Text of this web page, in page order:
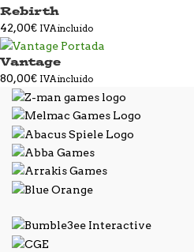
Rebirth
42,00€ IVA incluido
Vantage
80,00€ IVA incluido